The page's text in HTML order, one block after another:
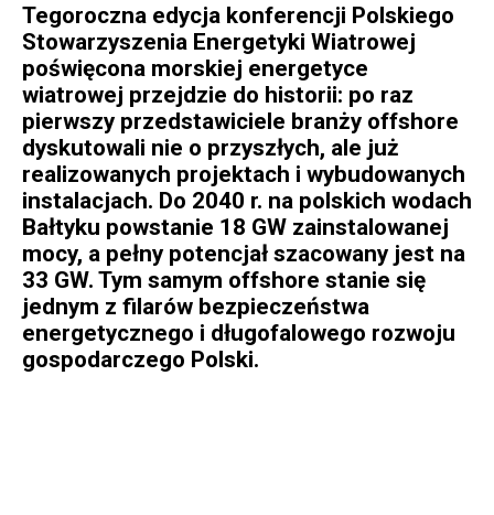
Tegoroczna edycja konferencji Polskiego
Stowarzyszenia Energetyki Wiatrowej
poświęcona morskiej energetyce
wiatrowej przejdzie do historii: po raz
pierwszy przedstawiciele branży offshore
dyskutowali nie o przyszłych, ale już
realizowanych projektach i wybudowanych
instalacjach. Do 2040 r. na polskich wodach
Bałtyku powstanie 18 GW zainstalowanej
mocy, a pełny potencjał szacowany jest na
33 GW. Tym samym offshore stanie się
jednym z filarów bezpieczeństwa
energetycznego i długofalowego rozwoju
gospodarczego Polski.